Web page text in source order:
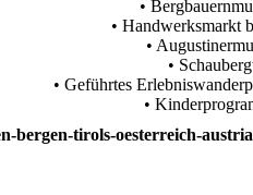
•
• Handwerksmarkt
•
•
• Geführtes
•